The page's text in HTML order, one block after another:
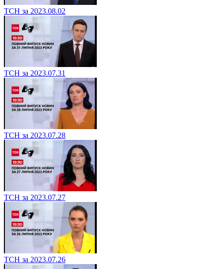
ТСН за 2023.08.02
ТСН за 2023.07.31
ТСН за 2023.07.28
ТСН за 2023.07.27
ТСН за 2023.07.26